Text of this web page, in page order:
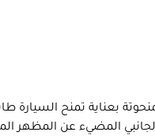
بعناية تمنح السيارة
المضيء عن المظهر